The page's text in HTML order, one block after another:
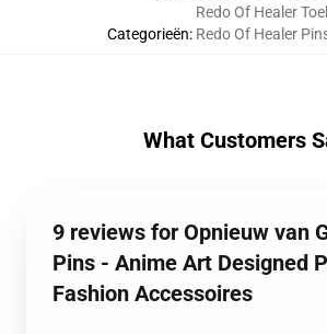
Categorieën:
Redo Of Healer
Redo Of Healer
What Customers
9 reviews for Opnieuw van
Pins - Anime Art Designed
Fashion Accessoires